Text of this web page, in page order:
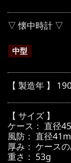
▽ 懐中時計 ▽
中型
【 製造年 】
【 サイズ 】
ケース： 直径
風防： 直径
厚み： ケース
重さ： 53g